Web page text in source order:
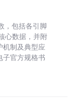
，包括各引脚
心数据，并附
机制及典型应
子官方规格书